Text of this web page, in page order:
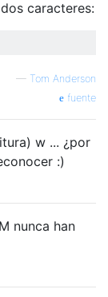
caracteres:
— Tom Anderson
fuente
w ... ¿por
:)
nunca han